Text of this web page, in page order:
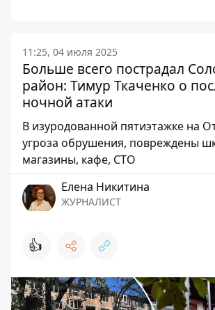
11:25, 04 июля 2025
Больше всего пострадал
район: Тимур Ткаченко о
ночной атаки
В изуродованной пятиэтажке на
угроза обрушения, повреждены
магазины, кафе, СТО
Елена Никитина
ЖУРНАЛИСТ
👍